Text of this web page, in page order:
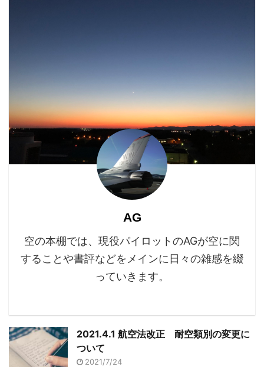
AG
空の本棚では、現役パイロットのAGが空に関
することや書評などをメインに日々の雑感を綴
っていきます。
2021.4.1 航空法改正 耐空類別の変更に
ついて
2021/7/24